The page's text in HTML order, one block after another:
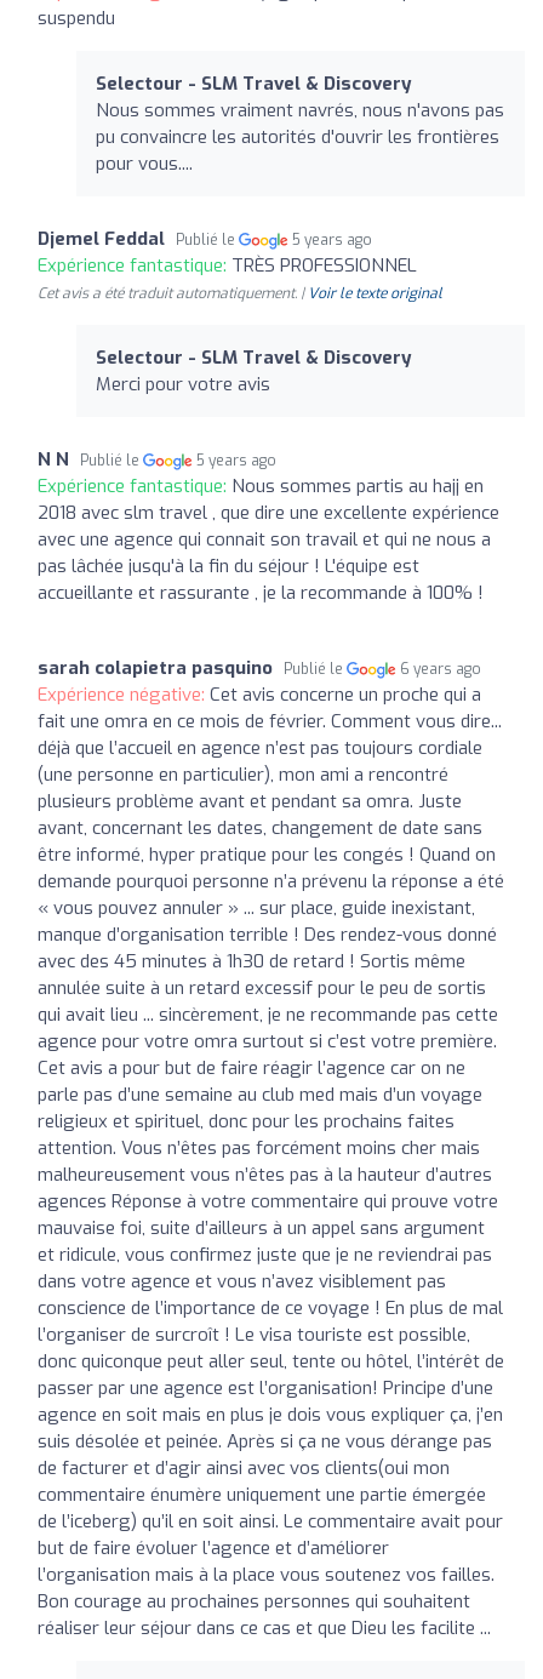
suspendu
Selectour - SLM Travel & Discovery
Nous sommes vraiment navrés, nous n'avons pas
pu convaincre les autorités d'ouvrir les frontières
pour vous....
Djemel Feddal Publié le 5 years ago
Expérience fantastique: TRÈS PROFESSIONNEL
Cet avis a été traduit automatiquement. | Voir le texte original
Selectour - SLM Travel & Discovery
Merci pour votre avis
N N Publié le 5 years ago
Expérience fantastique: Nous sommes partis au hajj en
2018 avec slm travel , que dire une excellente expérience
avec une agence qui connait son travail et qui ne nous a
pas lâchée jusqu'à la fin du séjour ! L'équipe est
accueillante et rassurante , je la recommande à 100% !
sarah colapietra pasquino Publié le 6 years ago
Expérience négative: Cet avis concerne un proche qui a
fait une omra en ce mois de février. Comment vous dire...
déjà que l’accueil en agence n’est pas toujours cordiale
(une personne en particulier), mon ami a rencontré
plusieurs problème avant et pendant sa omra. Juste
avant, concernant les dates, changement de date sans
être informé, hyper pratique pour les congés ! Quand on
demande pourquoi personne n’a prévenu la réponse a été
« vous pouvez annuler » ... sur place, guide inexistant,
manque d’organisation terrible ! Des rendez-vous donné
avec des 45 minutes à 1h30 de retard ! Sortis même
annulée suite à un retard excessif pour le peu de sortis
qui avait lieu ... sincèrement, je ne recommande pas cette
agence pour votre omra surtout si c’est votre première.
Cet avis a pour but de faire réagir l’agence car on ne
parle pas d’une semaine au club med mais d’un voyage
religieux et spirituel, donc pour les prochains faites
attention. Vous n’êtes pas forcément moins cher mais
malheureusement vous n’êtes pas à la hauteur d’autres
agences Réponse à votre commentaire qui prouve votre
mauvaise foi, suite d’ailleurs à un appel sans argument
et ridicule, vous confirmez juste que je ne reviendrai pas
dans votre agence et vous n’avez visiblement pas
conscience de l’importance de ce voyage ! En plus de mal
l’organiser de surcroît ! Le visa touriste est possible,
donc quiconque peut aller seul, tente ou hôtel, l’intérêt de
passer par une agence est l’organisation! Principe d’une
agence en soit mais en plus je dois vous expliquer ça, j’en
suis désolée et peinée. Après si ça ne vous dérange pas
de facturer et d’agir ainsi avec vos clients(oui mon
commentaire énumère uniquement une partie émergée
de l’iceberg) qu’il en soit ainsi. Le commentaire avait pour
but de faire évoluer l’agence et d’améliorer
l’organisation mais à la place vous soutenez vos failles.
Bon courage au prochaines personnes qui souhaitent
réaliser leur séjour dans ce cas et que Dieu les facilite ...